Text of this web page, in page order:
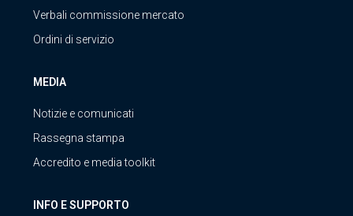
Verbali commissione mercato
Ordini di servizio
MEDIA
Notizie e comunicati
Rassegna stampa
Accredito e media toolkit
INFO E SUPPORTO